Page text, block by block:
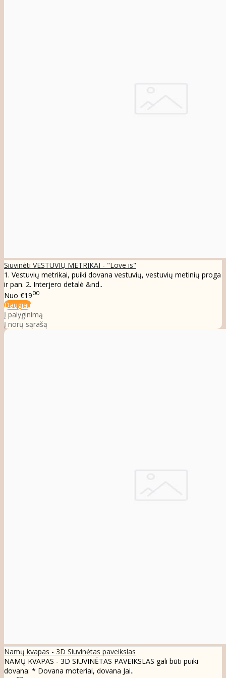
Siuvinėti VESTUVIŲ METRIKAI - "Love is"
1. Vestuvių metrikai, puiki dovana vestuvių, vestuvių metinių proga
ir pan. 2. Interjero detalė &nd..
Nuo €1900
Daugiau
Į palyginimą
Į norų sąrašą
Namų kvapas - 3D Siuvinėtas paveikslas
NAMŲ KVAPAS - 3D SIUVINĖTAS PAVEIKSLAS gali būti puiki
dovana: * Dovana moteriai, dovana Jai..